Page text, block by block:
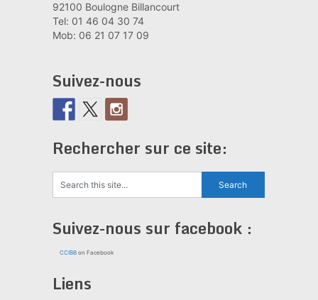
92100 Boulogne Billancourt
Tel: 01 46 04 30 74
Mob: 06 21 07 17 09
Suivez-nous
Rechercher sur ce site:
Suivez-nous sur facebook :
CCIBBon Facebook
Liens